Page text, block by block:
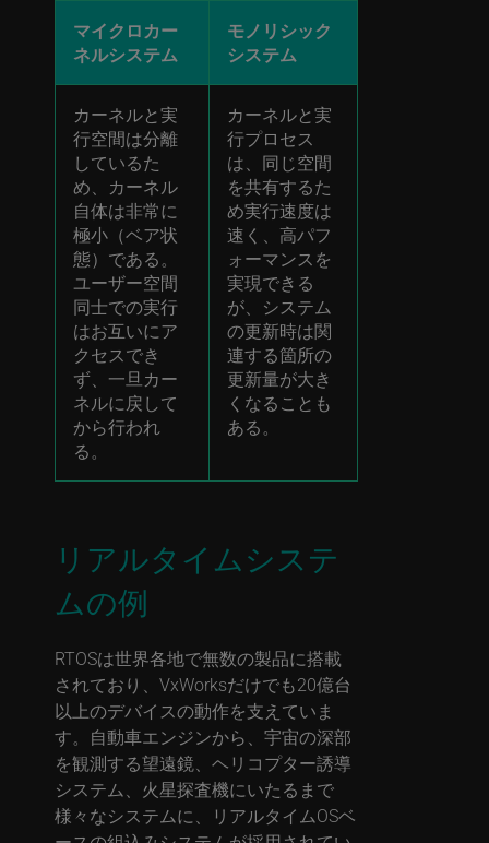
マイクロカー
ネルシステム
モノリシック
システム
カーネルと実
行空間は分離
しているた
め、カーネル
自体は非常に
極小（ベア状
態）である。
ユーザー空間
同士での実行
はお互いにア
クセスでき
ず、一旦カー
ネルに戻して
から行われ
る。
カーネルと実
行プロセス
は、同じ空間
を共有するた
め実行速度は
速く、高パフ
ォーマンスを
実現できる
が、システム
の更新時は関
連する箇所の
更新量が大き
くなることも
ある。
リアルタイムシステ
ムの例
RTOSは世界各地で無数の製品に搭載
されており、VxWorksだけでも20億台
以上のデバイスの動作を支えていま
す。自動車エンジンから、宇宙の深部
を観測する望遠鏡、ヘリコプター誘導
システム、火星探査機にいたるまで
様々なシステムに、リアルタイムOSベ